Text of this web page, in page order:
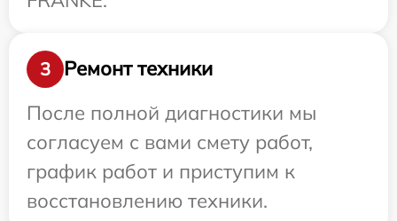
3
Ремонт техники
После полной диагностики мы
согласуем с вами смету работ,
график работ и приступим к
восстановлению техники.